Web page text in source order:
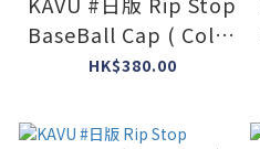
BaseBall Cap ( Color
:Moca ) #K字帽 #日本
HK$380.00